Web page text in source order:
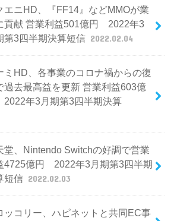
エニHD、『FF14』などMMOが業
貢献 営業利益501億円 2022年3
第3四半期決算短信 2022.02.04
ミHD、各事業のコロナ禍からの復
過去最高益を更新 営業利益603億
年3月期第3四半期決算
堂、Nintendo Switchの好調で営業
4725億円 2022年3月期第3四半期
短信 2022.02.03
ッコリー、ハピネットと共同EC事